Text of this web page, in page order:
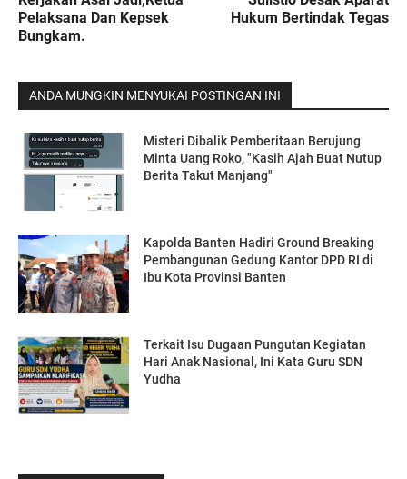
Pelaksana Dan Kepsek
Bungkam.
Hukum Bertindak Tegas
ANDA MUNGKIN MENYUKAI POSTINGAN INI
Misteri Dibalik Pemberitaan Berujung
Minta Uang Roko, "Kasih Ajah Buat Nutup
Berita Takut Manjang"
Kapolda Banten Hadiri Ground Breaking
Pembangunan Gedung Kantor DPD RI di
Ibu Kota Provinsi Banten
Terkait Isu Dugaan Pungutan Kegiatan
Hari Anak Nasional, Ini Kata Guru SDN
Yudha